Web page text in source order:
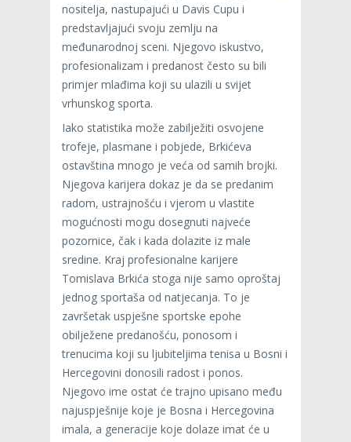
nositelja, nastupajući u Davis Cupu i
predstavljajući svoju zemlju na
međunarodnoj sceni. Njegovo iskustvo,
profesionalizam i predanost često su bili
primjer mlađima koji su ulazili u svijet
vrhunskog sporta.
Iako statistika može zabilježiti osvojene
trofeje, plasmane i pobjede, Brkićeva
ostavština mnogo je veća od samih brojki.
Njegova karijera dokaz je da se predanim
radom, ustrajnošću i vjerom u vlastite
mogućnosti mogu dosegnuti najveće
pozornice, čak i kada dolazite iz male
sredine. Kraj profesionalne karijere
Tomislava Brkića stoga nije samo oproštaj
jednog sportaša od natjecanja. To je
završetak uspješne sportske epohe
obilježene predanošću, ponosom i
trenucima koji su ljubiteljima tenisa u Bosni i
Hercegovini donosili radost i ponos.
Njegovo ime ostat će trajno upisano među
najuspješnije koje je Bosna i Hercegovina
imala, a generacije koje dolaze imat će u